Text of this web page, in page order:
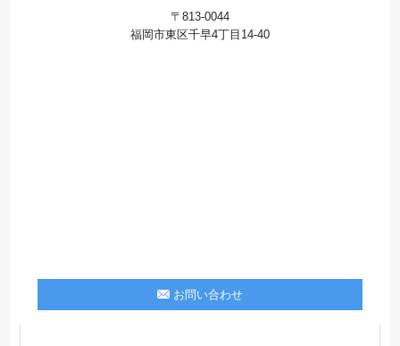
〒813-0044
福岡市東区千早4丁目14-40
お問い合わせ